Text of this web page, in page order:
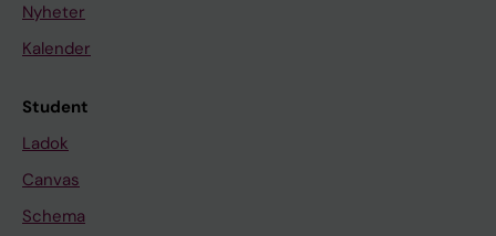
Nyheter
Kalender
Student
Ladok
Canvas
Schema